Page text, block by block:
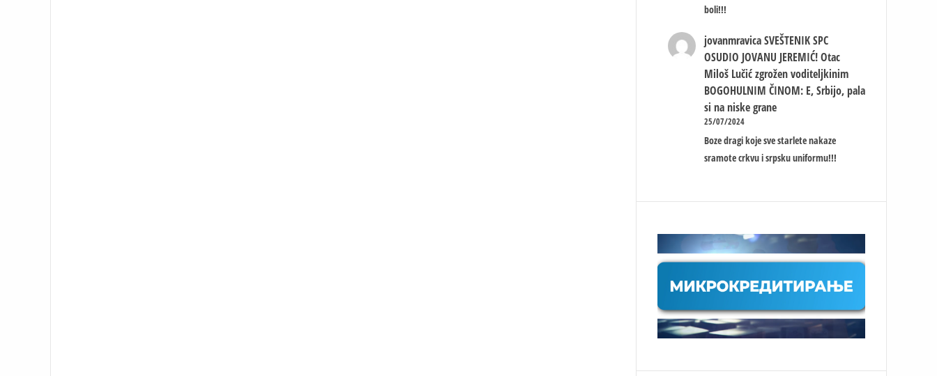
boli!!!
jovanmravica SVEŠTENIK SPC
OSUDIO JOVANU JEREMIĆ! Otac
Miloš Lučić zgrožen voditeljkinim
BOGOHULNIM ČINOM: E, Srbijo, pala
si na niske grane
25/07/2024
Boze dragi koje sve starlete nakaze
sramote crkvu i srpsku uniformu!!!